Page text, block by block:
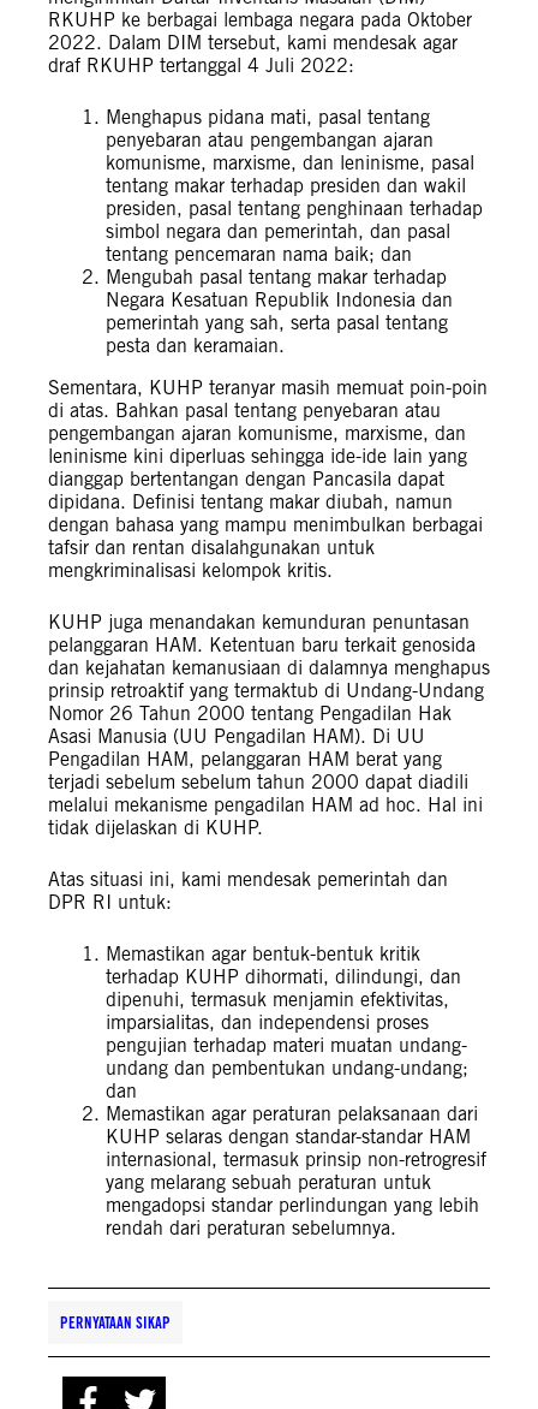
RKUHP ke berbagai lembaga negara pada Oktober
2022. Dalam DIM tersebut, kami mendesak agar
draf RKUHP tertanggal 4 Juli 2022:
Menghapus pidana mati, pasal tentang
penyebaran atau pengembangan ajaran
komunisme, marxisme, dan leninisme, pasal
tentang makar terhadap presiden dan wakil
presiden, pasal tentang penghinaan terhadap
simbol negara dan pemerintah, dan pasal
tentang pencemaran nama baik; dan
Mengubah pasal tentang makar terhadap
Negara Kesatuan Republik Indonesia dan
pemerintah yang sah, serta pasal tentang
pesta dan keramaian.
Sementara, KUHP teranyar masih memuat poin-poin
di atas. Bahkan pasal tentang penyebaran atau
pengembangan ajaran komunisme, marxisme, dan
leninisme kini diperluas sehingga ide-ide lain yang
dianggap bertentangan dengan Pancasila dapat
dipidana. Definisi tentang makar diubah, namun
dengan bahasa yang mampu menimbulkan berbagai
tafsir dan rentan disalahgunakan untuk
mengkriminalisasi kelompok kritis.
KUHP juga menandakan kemunduran penuntasan
pelanggaran HAM. Ketentuan baru terkait genosida
dan kejahatan kemanusiaan di dalamnya menghapus
prinsip retroaktif yang termaktub di Undang-Undang
Nomor 26 Tahun 2000 tentang Pengadilan Hak
Asasi Manusia (UU Pengadilan HAM). Di UU
Pengadilan HAM, pelanggaran HAM berat yang
terjadi sebelum sebelum tahun 2000 dapat diadili
melalui mekanisme pengadilan HAM ad hoc. Hal ini
tidak dijelaskan di KUHP.
Atas situasi ini, kami mendesak pemerintah dan
DPR RI untuk:
Memastikan agar bentuk-bentuk kritik
terhadap KUHP dihormati, dilindungi, dan
dipenuhi, termasuk menjamin efektivitas,
imparsialitas, dan independensi proses
pengujian terhadap materi muatan undang-
undang dan pembentukan undang-undang;
dan
Memastikan agar peraturan pelaksanaan dari
KUHP selaras dengan standar-standar HAM
internasional, termasuk prinsip non-retrogresif
yang melarang sebuah peraturan untuk
mengadopsi standar perlindungan yang lebih
rendah dari peraturan sebelumnya.
PERNYATAAN SIKAP